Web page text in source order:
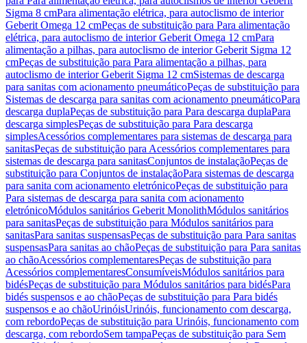
Sigma 8 cmPara alimentação elétrica, para autoclismo de interior
Geberit Omega 12 cmPeças de substituição para Para alimentação
elétrica, para autoclismo de interior Geberit Omega 12 cmPara
alimentação a pilhas, para autoclismo de interior Geberit Sigma 12
cmPeças de substituição para Para alimentação a pilhas, para
autoclismo de interior Geberit Sigma 12 cmSistemas de descarga
para sanitas com acionamento pneumáticoPeças de substituição para
Sistemas de descarga para sanitas com acionamento pneumáticoPara
descarga duplaPeças de substituição para Para descarga duplaPara
descarga simplesPeças de substituição para Para descarga
simplesAcessórios complementares para sistemas de descarga para
sanitasPeças de substituição para Acessórios complementares para
sistemas de descarga para sanitasConjuntos de instalaçãoPeças de
substituição para Conjuntos de instalaçãoPara sistemas de descarga
para sanita com acionamento eletrónicoPeças de substituição para
Para sistemas de descarga para sanita com acionamento
eletrónicoMódulos sanitários Geberit MonolithMódulos sanitários
para sanitasPeças de substituição para Módulos sanitários para
sanitasPara sanitas suspensasPeças de substituição para Para sanitas
suspensasPara sanitas ao chãoPeças de substituição para Para sanitas
ao chãoAcessórios complementaresPeças de substituição para
Acessórios complementaresConsumíveisMódulos sanitários para
bidésPeças de substituição para Módulos sanitários para bidésPara
bidés suspensos e ao chãoPeças de substituição para Para bidés
suspensos e ao chãoUrinóisUrinóis, funcionamento com descarga,
com rebordoPeças de substituição para Urinóis, funcionamento com
descarga, com rebordoSem tampaPeças de substituição para Sem